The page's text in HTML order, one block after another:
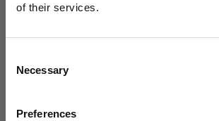
of their services.
Selection
Necessary
Preferences
komt vooral voor bij:
Ouderen
maagzuurtekort door een
maagzuur produceren [1].
Je ontvangt maandelijks
nascholingen, en kennisartikelen
naar jouw dagelijkse praktijk.
Voornaam